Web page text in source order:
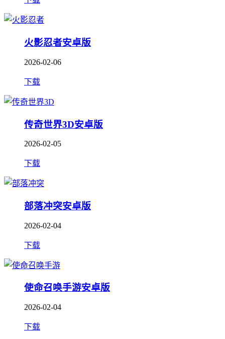
火影忍者安卓版
2026-02-06
下载
传奇世界3D安卓版
2026-02-05
下载
部落冲突安卓版
2026-02-04
下载
使命召唤手游安卓版
2026-02-04
下载